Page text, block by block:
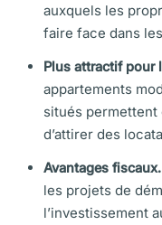
auxquels les
faire face dans
Plus attractif pour
appartements
situés permettent
d’attirer des
Avantages fiscaux.
les projets de
l’investissement